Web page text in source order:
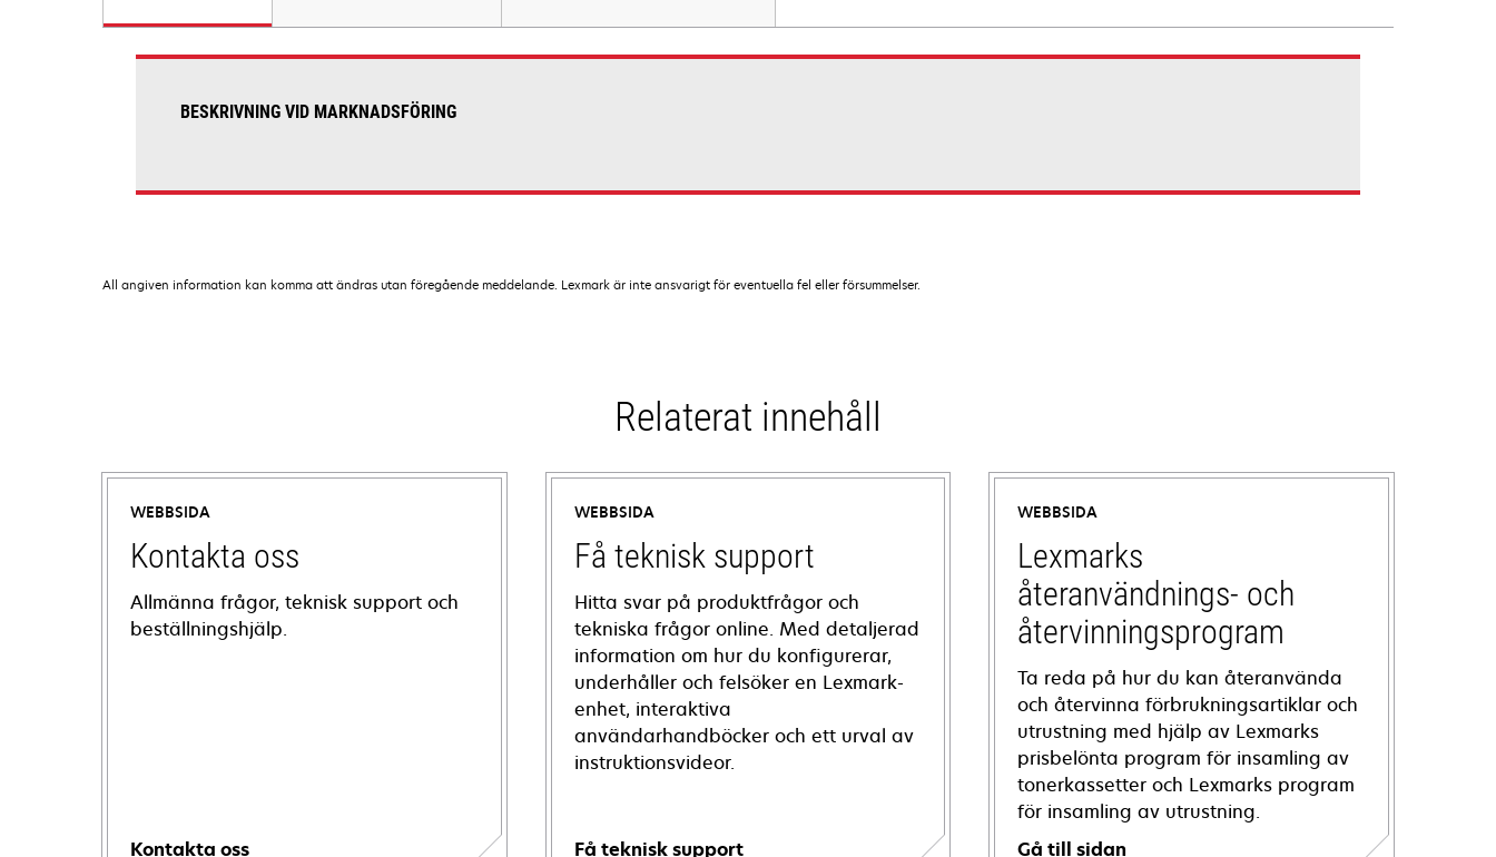
BESKRIVNING VID MARKNADSFÖRING
All angiven information kan komma att ändras utan föregående meddelande. Lexmark är inte ansvarigt för eventuella fel eller försummelser.
Relaterat innehåll
WEBBSIDA
Kontakta oss
Allmänna frågor, teknisk support och
beställningshjälp.
Kontakta oss
WEBBSIDA
Få teknisk support
Hitta svar på produktfrågor och
tekniska frågor online. Med detaljerad
information om hur du konfigurerar,
underhåller och felsöker en Lexmark-
enhet, interaktiva
användarhandböcker och ett urval av
instruktionsvideor.
Få teknisk support
WEBBSIDA
Lexmarks
återanvändnings- och
återvinningsprogram
Ta reda på hur du kan återanvända
och återvinna förbrukningsartiklar och
utrustning med hjälp av Lexmarks
prisbelönta program för insamling av
tonerkassetter och Lexmarks program
för insamling av utrustning.
Gå till sidan